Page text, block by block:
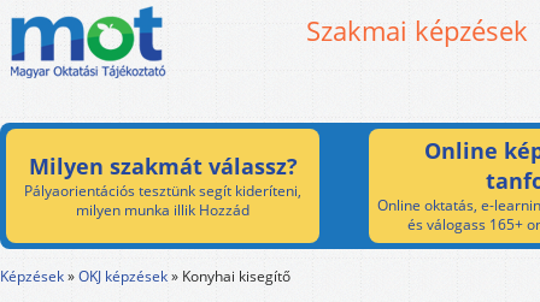
Szakmai képzések
Milyen szakmát válassz?
Pályaorientációs tesztünk segít kideríteni,
milyen munka illik Hozzád
Online
Online oktatás, e-
és válogass 165+
Képzések»OKJ képzések» Konyhai kisegítő